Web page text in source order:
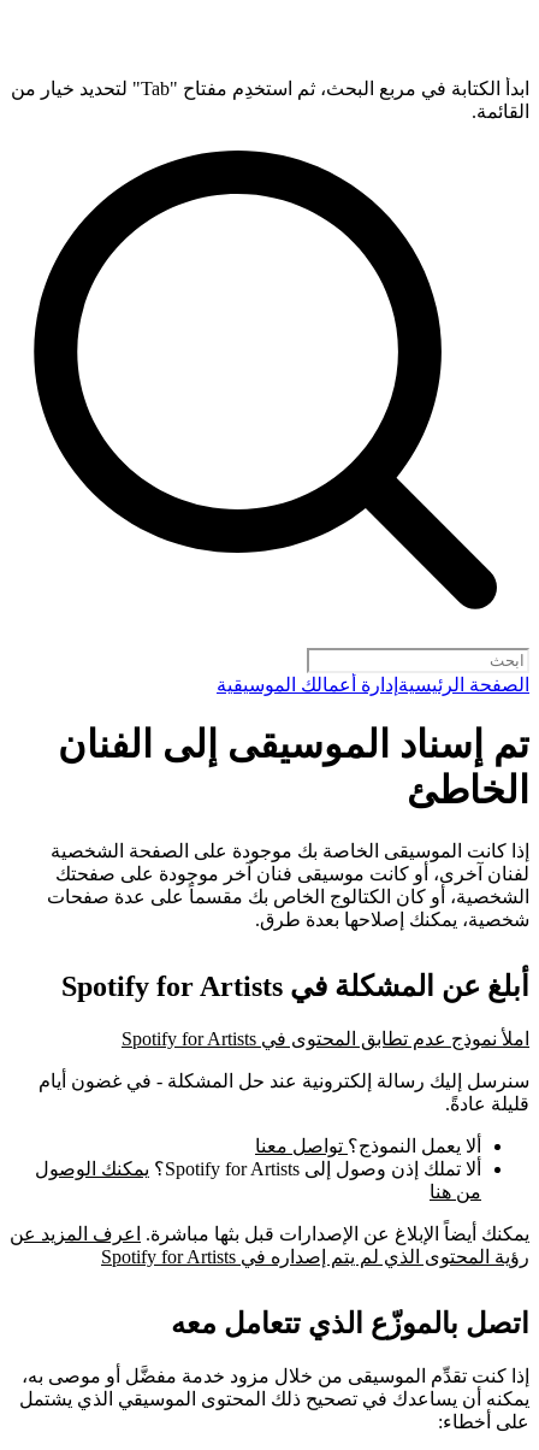
ابدأ الكتابة في مربع البحث، ثم استخدِم مفتاح "Tab" لتحديد خيار من
القائمة.
الصفحة الرئيسية إدارة أعمالك الموسيقية
تم إسناد الموسيقى إلى الفنان
الخاطئ
إذا كانت الموسيقى الخاصة بك موجودة على الصفحة الشخصية
لفنان آخرى، أو كانت موسيقى فنان آخر موجودة على صفحتك
الشخصية، أو كان الكتالوج الخاص بك مقسماً على عدة صفحات
شخصية، يمكنك إصلاحها بعدة طرق.
أبلغ عن المشكلة في Spotify for Artists
املأ نموذج عدم تطابق المحتوى في Spotify for Artists
سنرسل إليك رسالة إلكترونية عند حل المشكلة - في غضون أيام
قليلة عادةً.
ألا يعمل النموذج؟ تواصل معنا
ألا تملك إذن وصول إلى Spotify for Artists؟
يمكنك الوصول
من هنا
يمكنك أيضاً الإبلاغ عن الإصدارات قبل بثها مباشرة.
اعرف المزيد عن
رؤية المحتوى الذي لم يتم إصداره في Spotify for Artists
اتصل بالموزّع الذي تتعامل معه
إذا كنت تقدِّم الموسيقى من خلال مزود خدمة مفضَّل أو موصى به،
يمكنه أن يساعدك في تصحيح ذلك المحتوى الموسيقي الذي يشتمل
على أخطاء: